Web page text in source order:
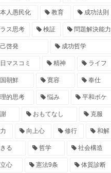
人愚民化 教育 成功法則
ス思考 検証 問題解決能力
啓発 成功哲学
マスコミ 精神 ライフ
朝鮮 寛容 奉仕
的思考 悩み 平和ボケ
おもてなし 克服
向上心 修行 和解
る 哲学 社会構造
心 憲法9条 体質診断